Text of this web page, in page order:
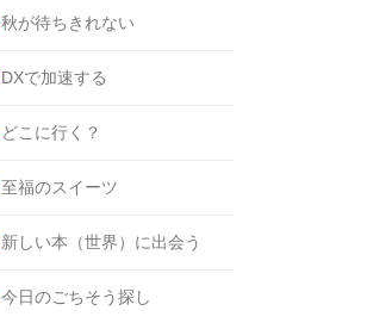
秋が待ちきれない
DXで加速する
どこに行く？
至福のスイーツ
新しい本（世界）に出会う
今日のごちそう探し